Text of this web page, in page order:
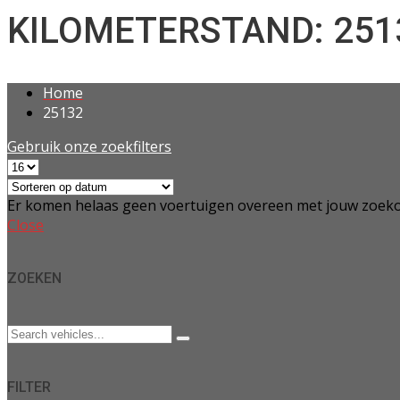
KILOMETERSTAND:
Home
25132
Gebruik onze zoekfilters
Er komen helaas geen voertuigen overeen met jouw
Close
ZOEKEN
FILTER